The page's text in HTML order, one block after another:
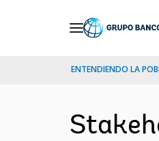
ENTENDIENDO LA